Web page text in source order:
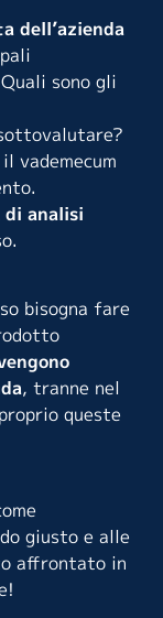
dell’azienda
sono gli
vademecum
analisi
bisogna fare
, tranne nel
queste
giusto e alle
affrontato in